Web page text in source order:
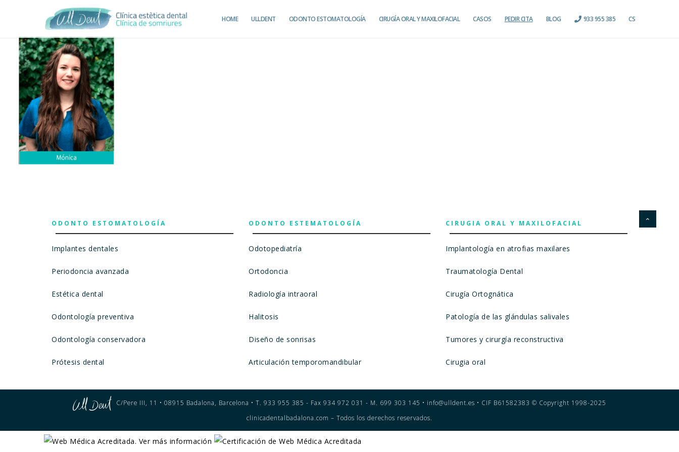
HOME ULLDENT ODONTO ESTOMATOLOGÍA CIRUGÍA ORAL Y MAXILOFACIAL CASOS PEDIR CITA BLOG 933 955 385 CS
ODONTO ESTOMATOLOGÍA
Implantes dentales
Periodoncia avanzada
Estética dental
Odontología preventiva
Odontología conservadora
Prótesis dental
ODONTO ESTEMATOLOGÍA
Odotopediatría
Ortodoncia
Radiología intraoral
Halitosis
Diseño de sonrisas
Articulación temporomandibular
CIRUGIA ORAL Y MAXILOFACIAL
Implantología en atrofias maxilares
Traumatología Dental
Cirugía Ortognática
Patología de las glándulas salivales
Tumores y cirurgía reconstructiva
Cirugia oral
C/Pere III, 11 • 08915 Badalona, Barcelona • T. 933 955 385 - Fax 934 972 031 - M. 699 303 145 • info@ulldent.es • CIF B61582383 © Copyright 1998-2025
clinicadentalbadalona.com – Todos los derechos reservados.